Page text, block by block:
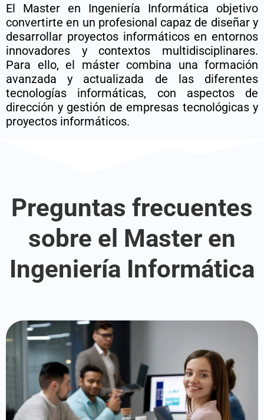
El Master en Ingeniería Informática objetivo
convertirte en un profesional capaz de diseñar y
desarrollar proyectos informáticos en entornos
innovadores y contextos multidisciplinares.
Para ello, el máster combina una formación
avanzada y actualizada de las diferentes
tecnologías informáticas, con aspectos de
dirección y gestión de empresas tecnológicas y
proyectos informáticos.
Preguntas frecuentes
sobre el Master en
Ingeniería Informática